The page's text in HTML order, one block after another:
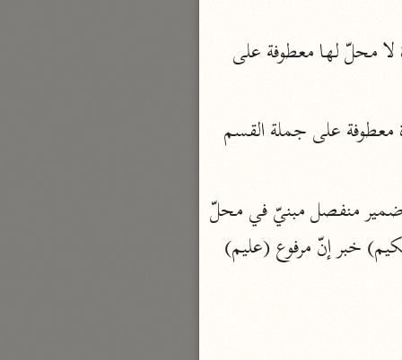
أنوار التنزيل
مدارك التنزيل
نحو ٣ مجلدات
الوجيز
الواحدي (٤٦٨ هـ)
(الواو) عاطفة (إنّ) مثل الأول (ربك) اسم إنّ منصوب.. و (الكاف) مضاف إليه (هو) ضمير منفصل مبنيّ في محلّ